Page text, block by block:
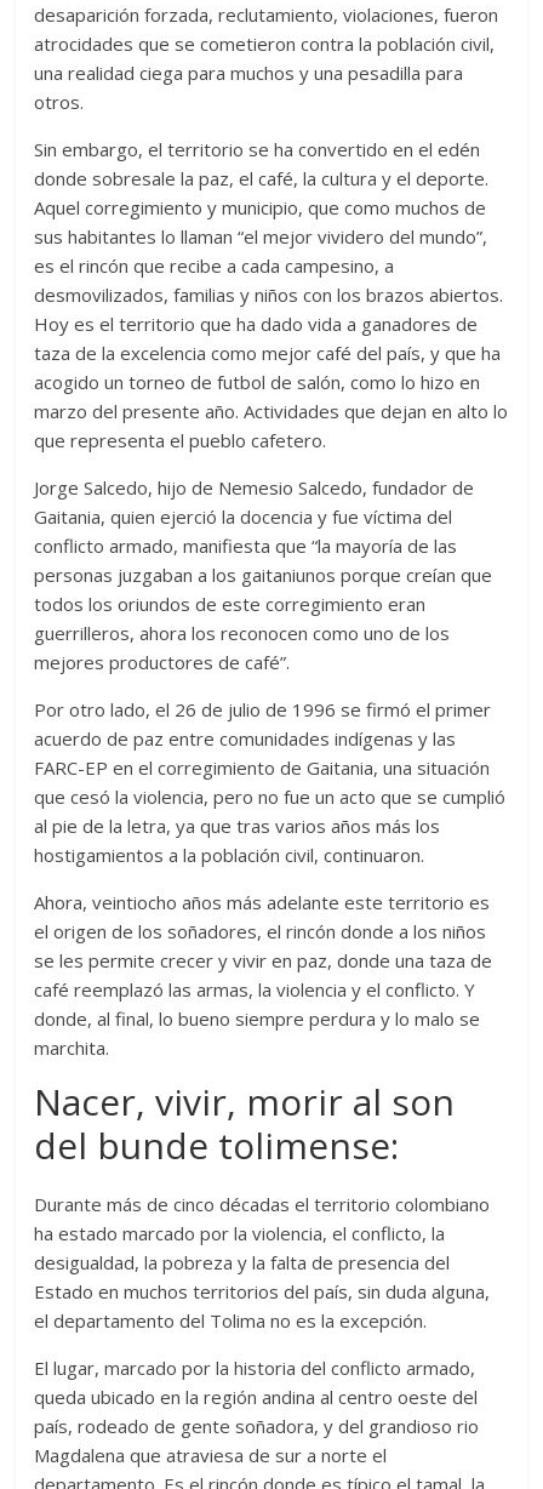
desaparición forzada, reclutamiento, violaciones, fueron
atrocidades que se cometieron contra la población civil,
una realidad ciega para muchos y una pesadilla para
otros.
Sin embargo, el territorio se ha convertido en el edén
donde sobresale la paz, el café, la cultura y el deporte.
Aquel corregimiento y municipio, que como muchos de
sus habitantes lo llaman “el mejor vividero del mundo”,
es el rincón que recibe a cada campesino, a
desmovilizados, familias y niños con los brazos abiertos.
Hoy es el territorio que ha dado vida a ganadores de
taza de la excelencia como mejor café del país, y que ha
acogido un torneo de futbol de salón, como lo hizo en
marzo del presente año. Actividades que dejan en alto lo
que representa el pueblo cafetero.
Jorge Salcedo, hijo de Nemesio Salcedo, fundador de
Gaitania, quien ejerció la docencia y fue víctima del
conflicto armado, manifiesta que “la mayoría de las
personas juzgaban a los gaitaniunos porque creían que
todos los oriundos de este corregimiento eran
guerrilleros, ahora los reconocen como uno de los
mejores productores de café”.
Por otro lado, el 26 de julio de 1996 se firmó el primer
acuerdo de paz entre comunidades indígenas y las
FARC-EP en el corregimiento de Gaitania, una situación
que cesó la violencia, pero no fue un acto que se cumplió
al pie de la letra, ya que tras varios años más los
hostigamientos a la población civil, continuaron.
Ahora, veintiocho años más adelante este territorio es
el origen de los soñadores, el rincón donde a los niños
se les permite crecer y vivir en paz, donde una taza de
café reemplazó las armas, la violencia y el conflicto. Y
donde, al final, lo bueno siempre perdura y lo malo se
marchita.
Nacer, vivir, morir al son
del bunde tolimense:
Durante más de cinco décadas el territorio colombiano
ha estado marcado por la violencia, el conflicto, la
desigualdad, la pobreza y la falta de presencia del
Estado en muchos territorios del país, sin duda alguna,
el departamento del Tolima no es la excepción.
El lugar, marcado por la historia del conflicto armado,
queda ubicado en la región andina al centro oeste del
país, rodeado de gente soñadora, y del grandioso rio
Magdalena que atraviesa de sur a norte el